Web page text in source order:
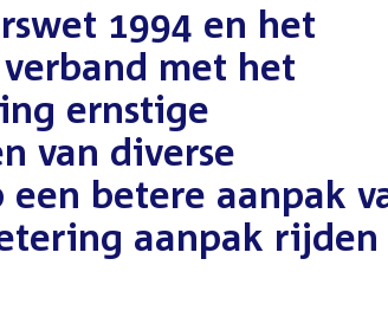
1994 en het
met het
ernstige
van diverse
betere aanpak
aanpak rijden